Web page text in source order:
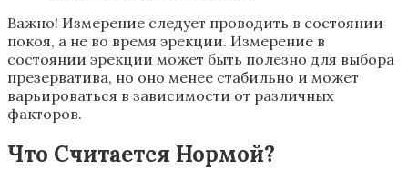
Важно! Измерение следует проводить в состоянии
покоя, а не во время эрекции. Измерение в
состоянии эрекции может быть полезно для выбора
презерватива, но оно менее стабильно и может
варьироваться в зависимости от различных
факторов.
Что Считается Нормой?